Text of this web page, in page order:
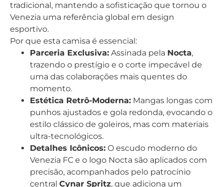
tradicional, mantendo a sofisticação que tornou o
Venezia uma referência global em design
esportivo.
Por que esta camisa é essencial:
Parceria Exclusiva: Assinada pela Nocta,
trazendo o prestígio e o corte impecável de
uma das colaborações mais quentes do
momento.
Estética Retrô-Moderna: Mangas longas com
punhos ajustados e gola redonda, evocando o
estilo clássico de goleiros, mas com materiais
ultra-tecnológicos.
Detalhes Icônicos: O escudo moderno do
Venezia FC e o logo Nocta são aplicados com
precisão, acompanhados pelo patrocínio
central Cynar Spritz, que adiciona um